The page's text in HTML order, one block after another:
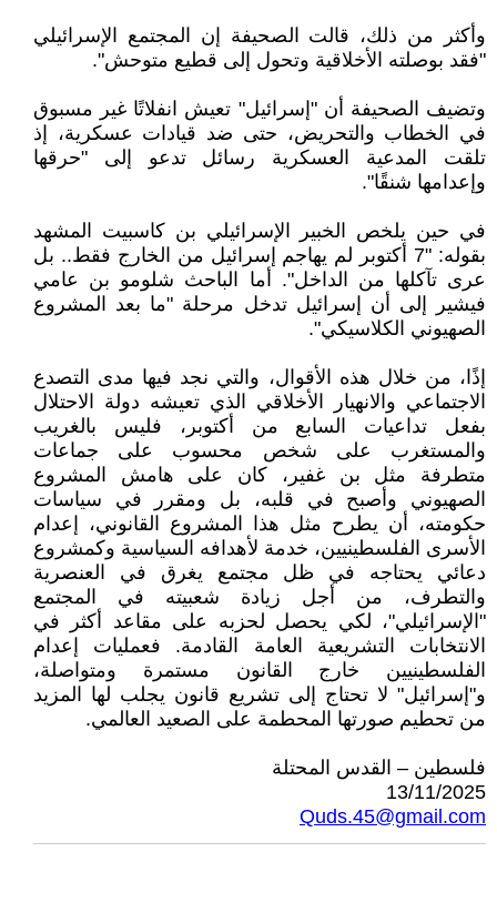
وأكثر من ذلك، قالت الصحيفة إن المجتمع الإسرائيلي
"فقد بوصلته الأخلاقية وتحول إلى قطيع متوحش".
وتضيف الصحيفة أن "إسرائيل" تعيش انفلاتًا غير مسبوق
في الخطاب والتحريض، حتى ضد قيادات عسكرية، إذ
تلقت المدعية العسكرية رسائل تدعو إلى "حرقها
وإعدامها شنقًا".
في حين يلخص الخبير الإسرائيلي بن كاسبيت المشهد
بقوله: "7 أكتوبر لم يهاجم إسرائيل من الخارج فقط.. بل
عرى تآكلها من الداخل". أما الباحث شلومو بن عامي
فيشير إلى أن إسرائيل تدخل مرحلة "ما بعد المشروع
الصهيوني الكلاسيكي".
إذًا، من خلال هذه الأقوال، والتي نجد فيها مدى التصدع
الاجتماعي والانهيار الأخلاقي الذي تعيشه دولة الاحتلال
بفعل تداعيات السابع من أكتوبر، فليس بالغريب
والمستغرب على شخص محسوب على جماعات
متطرفة مثل بن غفير، كان على هامش المشروع
الصهيوني وأصبح في قلبه، بل ومقرر في سياسات
حكومته، أن يطرح مثل هذا المشروع القانوني، إعدام
الأسرى الفلسطينيين، خدمة لأهدافه السياسية وكمشروع
دعائي يحتاجه في ظل مجتمع يغرق في العنصرية
والتطرف، من أجل زيادة شعبيته في المجتمع
"الإسرائيلي"، لكي يحصل لحزبه على مقاعد أكثر في
الانتخابات التشريعية العامة القادمة. فعمليات إعدام
الفلسطينيين خارج القانون مستمرة ومتواصلة،
و"إسرائيل" لا تحتاج إلى تشريع قانون يجلب لها المزيد
من تحطيم صورتها المحطمة على الصعيد العالمي.
فلسطين – القدس المحتلة
13/11/2025
Quds.45@gmail.com